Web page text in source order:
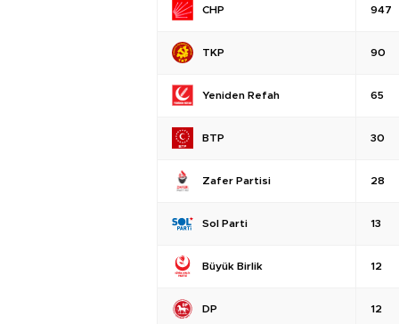
CHP 947
TKP 90
Yeniden Refah 65
BTP 30
Zafer Partisi 28
Sol Parti 13
Büyük Birlik 12
DP 12